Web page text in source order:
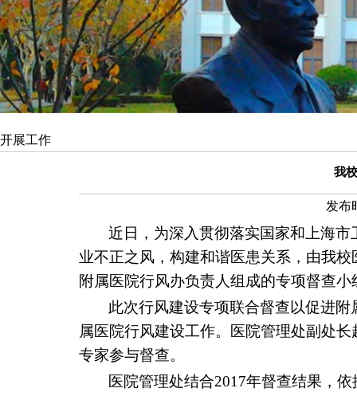
开展工作
我
发布
近日，为深入贯彻落实国家和上海
业不正之风，构建和谐医患关系，由我
附属医院行风办负责人组成的专项督查小
此次行风建设专项联合督查以促进
属医院行风建设工作。医院管理处副处
专家参与督查。
医院管理处结合2017年督查结果，依